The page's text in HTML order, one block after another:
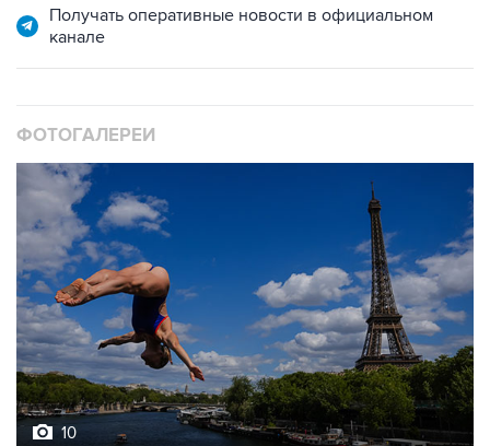
10
Лучшие фото недели